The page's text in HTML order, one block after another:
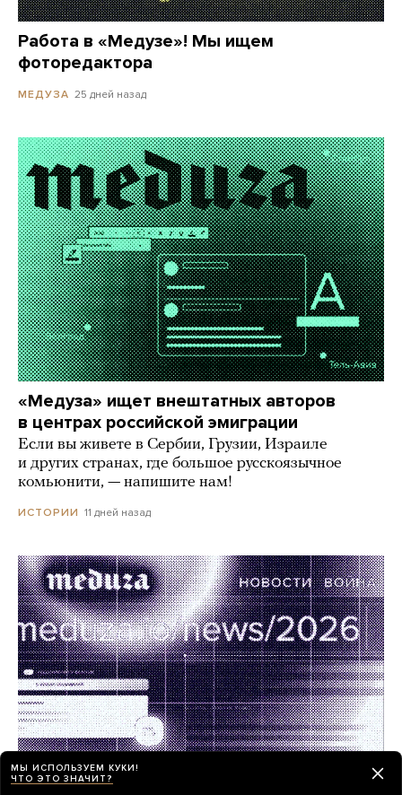
Работа в «Медузе»! Мы ищем
фоторедактора
МЕДУЗА 25 дней назад
«Медуза» ищет внештатных авторов
в центрах российской эмиграции
Если вы живете в Сербии, Грузии, Израиле
и других странах, где большое русскоязычное
комьюнити, — напишите нам!
ИСТОРИИ 11 дней назад
МЫ ИСПОЛЬЗУЕМ КУКИ!
ЧТО ЭТО ЗНАЧИТ?